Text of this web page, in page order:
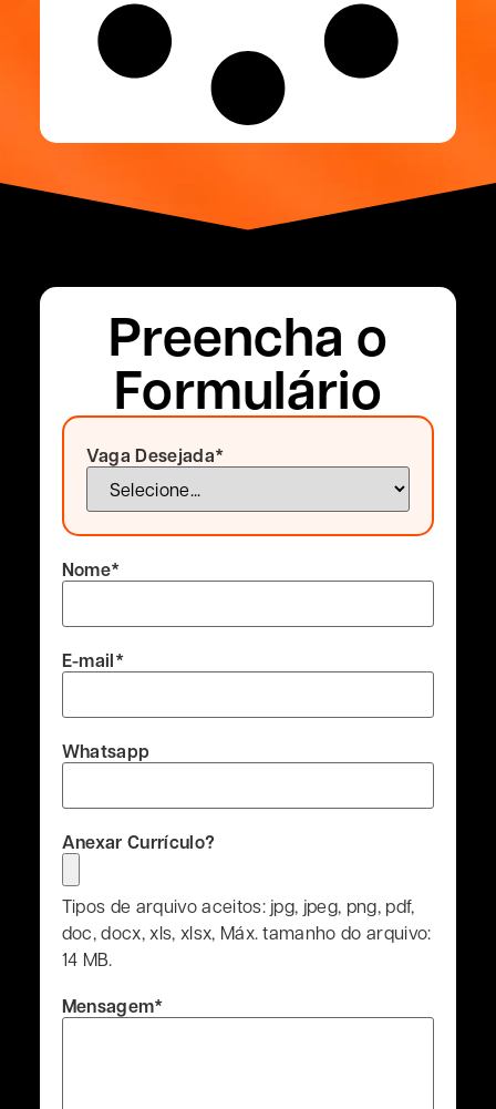
Preencha o
Formulário
Vaga Desejada*
Nome*
E-mail*
Whatsapp
Anexar Currículo?
Tipos de arquivo aceitos: jpg, jpeg, png, pdf,
doc, docx, xls, xlsx, Máx. tamanho do arquivo:
14 MB.
Mensagem*